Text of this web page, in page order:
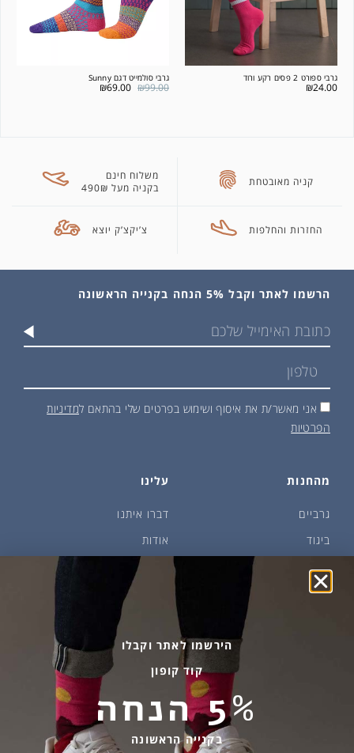
גרבי ספורט 2 פסים רקע ורוד
₪24.00
גרבי סולמייט דגם Sunny
₪99.00
₪69.00
קניה מאובטחת
משלוח חינם
בקניה מעל 490₪
החזרות והחלפות צ’יקצ’ק יוצא
מהחנות
גרביים
ביגוד
שמן זית ודבש
פקעות ובצלים
עלינו
דברו איתנו
אודות
איפה קונים?
הבלוג של יודפת
החלפות והחזרות
אספקה ומשלוחים
שירות לקוחות
בהודעות ווטסאפ בלבד
058-7477780
הרשמו לאתר וקבל 5% הנחה בקנייה הראשונה
אני מאשר/ת את איסוף ושימוש בפרטים שלי בהתאם למדיניות
הפרטיות
הירשמו לאתר וקבלו
קוד קופון
5% הנחה
בקנייה הראשונה